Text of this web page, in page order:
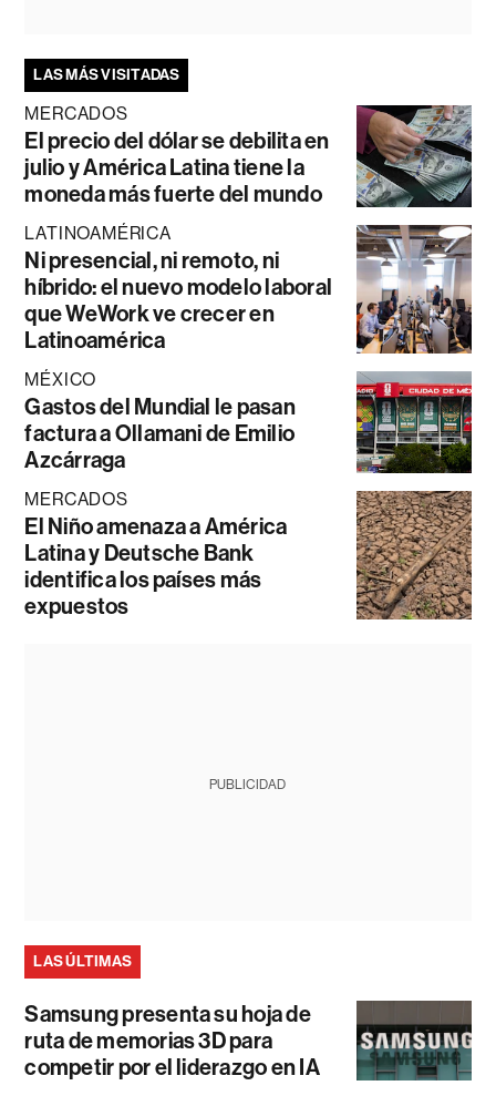
LAS MÁS VISITADAS
MERCADOS
El precio del dólar se debilita en
julio y América Latina tiene la
moneda más fuerte del mundo
LATINOAMÉRICA
Ni presencial, ni remoto, ni
híbrido: el nuevo modelo laboral
que WeWork ve crecer en
Latinoamérica
MÉXICO
Gastos del Mundial le pasan
factura a Ollamani de Emilio
Azcárraga
MERCADOS
El Niño amenaza a América
Latina y Deutsche Bank
identifica los países más
expuestos
PUBLICIDAD
LAS ÚLTIMAS
Samsung presenta su hoja de
ruta de memorias 3D para
competir por el liderazgo en IA